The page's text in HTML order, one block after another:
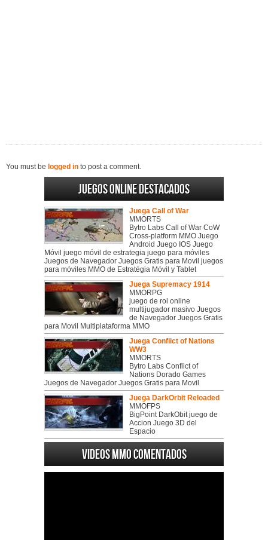
You must be logged in to post a comment.
Juegos online destacados
Juega Call of War
MMORTS
Bytro Labs Call of War CoW
Cross-platform MMO Juego
Android Juego IOS Juego
Móvil juego móvil de estrategia juego para móviles
Juegos de Navegador Juegos Gratis para Movil juegos
para móviles MMO de Estratégia Móvil y Tablet
Juega Supremacy 1914
MMORPG
juego de rol online
multijugador masivo Juegos
de Navegador Juegos Gratis
para Movil Multiplataforma MMO
Juega Conflict of Nations
WW3
MMORTS
Bytro Labs Conflict of
Nations Dorado Games
Juegos de Navegador Juegos Gratis para Movil
Juega DarkOrbit Reloaded
MMOFPS
BigPoint DarkObit juego de
Accion Juego 3D del
Espacio
Videos MMO Comentados